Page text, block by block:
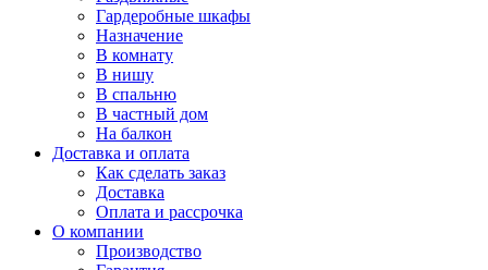
Гардеробные шкафы
Назначение
В комнату
В нишу
В спальню
В частный дом
На балкон
Доставка и оплата
Как сделать заказ
Доставка
Оплата и рассрочка
О компании
Производство